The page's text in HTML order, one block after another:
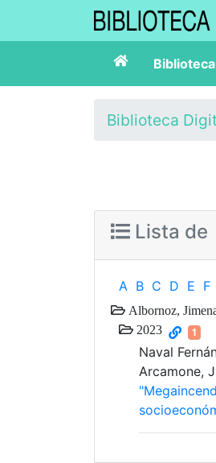
Biblioteca
Lista de
A B C D E F
Albornoz,
2023 1
Naval
Arcamone,